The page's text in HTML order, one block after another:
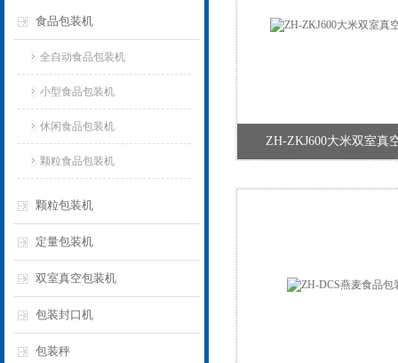
食品包装机
全自动食品包装机
小型食品包装机
休闲食品包装机
颗粒食品包装机
颗粒包装机
定量包装机
双室真空包装机
包装封口机
包装秤
ZH-ZKJ600大米双室真